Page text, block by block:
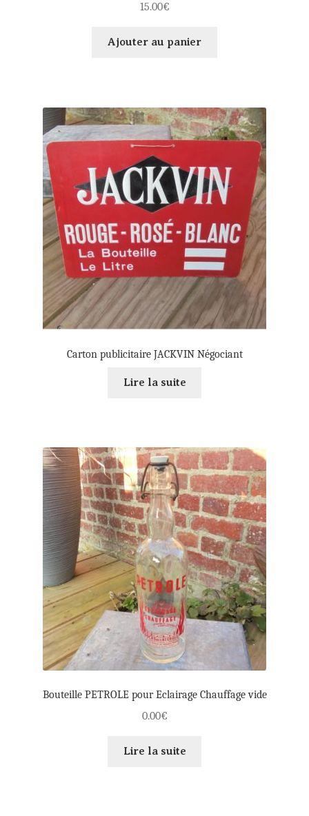
15.00€
Ajouter au panier
Carton publicitaire JACKVIN Négociant
Lire la suite
Bouteille PETROLE pour Eclairage Chauffage vide
0.00€
Lire la suite